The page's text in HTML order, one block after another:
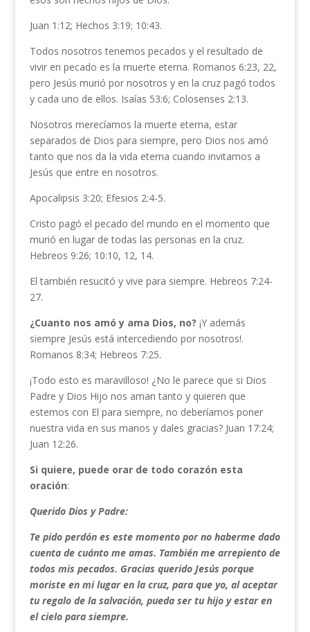
Juan 1:12; Hechos 3:19; 10:43.
Todos nosotros tenemos pecados y el resultado de
vivir en pecado es la muerte eterna. Romanos 6:23, 22,
pero Jesús murió por nosotros y en la cruz pagó todos
y cada uno de ellos. Isaías 53:6; Colosenses 2:13.
Nosotros merecíamos la muerte eterna, estar
separados de Dios para siempre, pero Dios nos amó
tanto que nos da la vida eterna cuando invitamos a
Jesús que entre en nosotros.
Apocalipsis 3:20; Efesios 2:4-5.
Cristo pagó el pecado del mundo en el momento que
murió en lugar de todas las personas en la cruz.
Hebreos 9:26; 10:10, 12, 14.
El también resucitó y vive para siempre. Hebreos 7:24-
27.
¿Cuanto nos amó y ama Dios, no? ¡Y además
siempre Jesús está intercediendo por nosotros!.
Romanos 8:34; Hebreos 7:25.
¡Todo esto es maravilloso! ¿No le parece que si Dios
Padre y Dios Hijo nos aman tanto y quieren que
estemos con El para siempre, no deberíamos poner
nuestra vida en sus manos y dales gracias? Juan 17:24;
Juan 12:26.
Si quiere, puede orar de todo corazón esta
oración:
Querido Dios y Padre:
Te pido perdón es este momento por no haberme dado
cuenta de cuánto me amas. También me arrepiento de
todos mis pecados. Gracias querido Jesús porque
moriste en mi lugar en la cruz, para que yo, al aceptar
tu regalo de la salvación, pueda ser tu hijo y estar en
el cielo para siempre.